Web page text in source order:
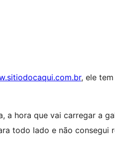
, ele
a hora que vai carregar a
todo lado e não consegui